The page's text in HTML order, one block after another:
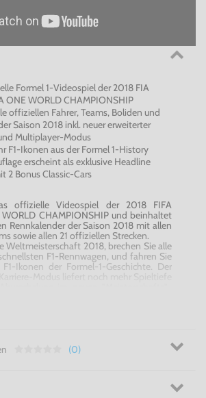
Formel 1-Videospiel der 2018 FIA
ONE WORLD CHAMPIONSHIP
offiziellen Fahrer, Teams, Boliden und
Saison 2018 inkl. neuer erweiterter
Multiplayer-Modus
F1-Ikonen aus der Formel 1-History
erscheint als exklusive Headline
2 Bonus Classic-Cars
offizielle Videospiel der 2018 FIFA
WORLD CHAMPIONSHIP und beinhaltet
Rennkalender der Saison 2018 mit allen
sowie allen 21 offiziellen Strecken.
Weltmeisterschaft 2018, brechen Sie alle
F1-Rennwagen, und fahren Sie
Ikonen der Formel-1-Geschichte. Der
zusätzliche Features sowohl online als
Sie wahren Sportsgeist oder stehen
auf Ihre Formel-1-Karriere. Dieses Jahr
(0)